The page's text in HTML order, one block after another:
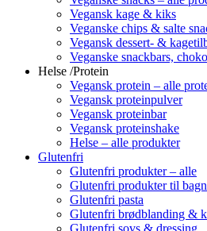
Vegansk kage & kiks
Veganske chips & salte
Vegansk dessert- &
Veganske snackbars,
Helse /Protein
Vegansk protein – alle
Vegansk proteinpulver
Vegansk proteinbar
Vegansk proteinshake
Helse – alle produkter
Glutenfri
Glutenfri produkter – alle
Glutenfri produkter til
Glutenfri pasta
Glutenfri brødblanding &
Glutenfri sovs & dressing